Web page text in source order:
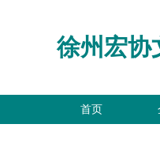
徐州宏协
首页